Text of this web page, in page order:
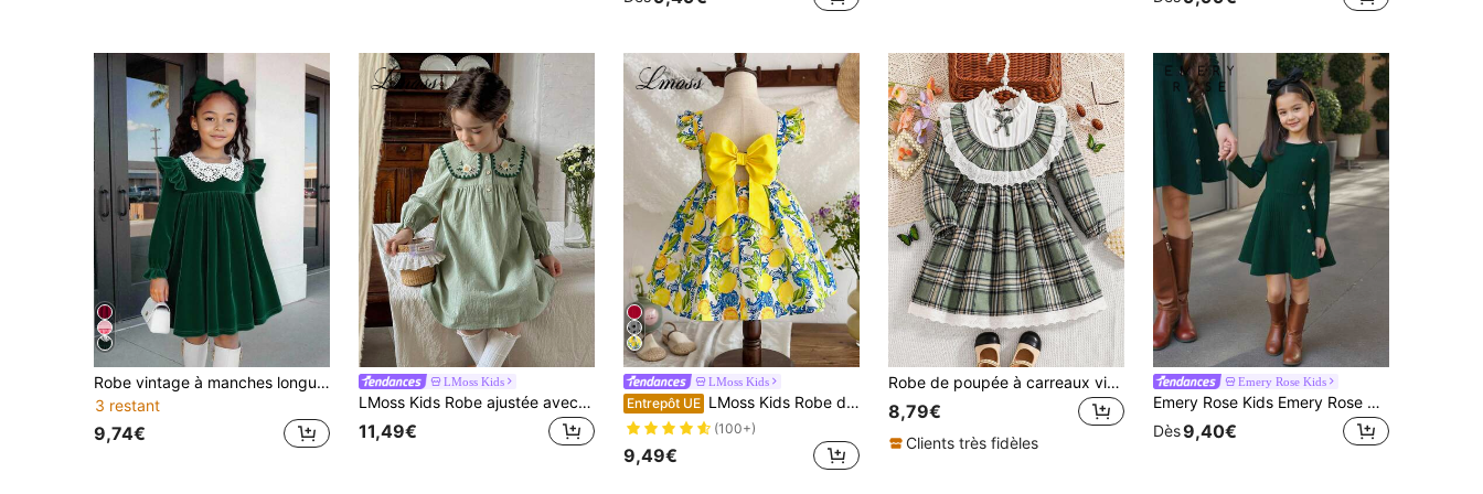
#2 BEST-SELLERS
de Vert Robes pour jeunes filles
Robe vintage à manches longues pour jeunes filles, robe élégante à col Claudine brodé vert avocat pour l'automne, les fêtes, Noël & Halloween
3 restant
9,74€
LMoss Kids
LMoss Kids Robe ajustée avec col smocké brodé pour jeune fille
11,49€
LMoss Kids
Entrepôt UE LMoss Kids Robe décontracté pour jeune fille avec col carré en mousseline de soie, imprimé floral et volants à l'ourlet
(100+)
9,49€
Robe de poupée à carreaux vintage pour filles, col Peter Pan avec nœud + bordure en dentelle, style doux, convient pour le port quotidien, les sorties entre amis, l'école, l'automne/l'hiver
8,79€
Clients très fidèles
Emery Rose Kids
Emery Rose Kids Emery Rose Kids Robe en tricot à manches longues col rond verte avec design de boutons métalliques pour jeunes filles, convient pour l'automne et l'hiver, rouge pour Noël, porter en soirée, porter au quotidien à l'école, robe d'anniversaire, robe de princesse
Dès9,40€